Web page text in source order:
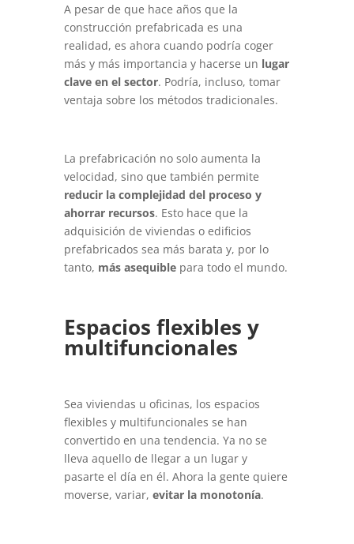
A pesar de que hace años que la
construcción prefabricada es una
realidad, es ahora cuando podría coger
más y más importancia y hacerse un lugar
clave en el sector. Podría, incluso, tomar
ventaja sobre los métodos tradicionales.
La prefabricación no solo aumenta la
velocidad, sino que también permite
reducir la complejidad del proceso y
ahorrar recursos. Esto hace que la
adquisición de viviendas o edificios
prefabricados sea más barata y, por lo
tanto, más asequiblepara todo el mundo.
Espacios flexibles y
multifuncionales
Sea viviendas u oficinas, los espacios
flexibles y multifuncionales se han
convertido en una tendencia. Ya no se
lleva aquello de llegar a un lugar y
pasarte el día en él. Ahora la gente quiere
moverse, variar, evitar la monotonía.